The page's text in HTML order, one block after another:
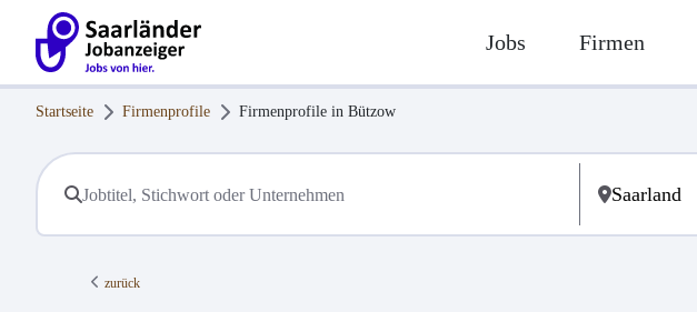
Jobs Firmen
Startseite Firmenprofile Firmenprofile in Bützow
zurück